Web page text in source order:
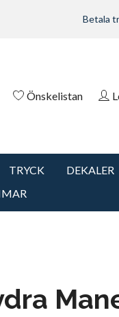
Betala
Önskelistan
TRYCK DEKALER